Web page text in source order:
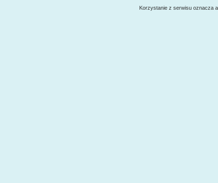
Korzystanie z serwisu oznacza